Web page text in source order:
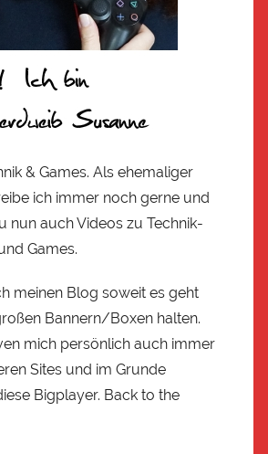
& Games. Als ehemaliger
ich immer noch gerne und
nun auch Videos zu Technik-
Games.
meinen Blog soweit es geht
Bannern/Boxen halten.
mich persönlich auch immer
Sites und im Grunde
Bigplayer. Back to the